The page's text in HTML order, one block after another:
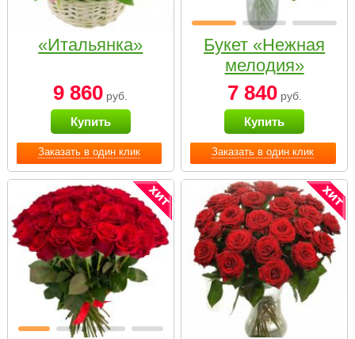
Заказать в один клик
«Итальянка»
9 860 руб.
Купить
Заказать в один клик
Букет «Нежная
мелодия»
7 840руб.
Купить